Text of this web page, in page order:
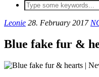
Leonie 28. February 2017
Blue fake fur &